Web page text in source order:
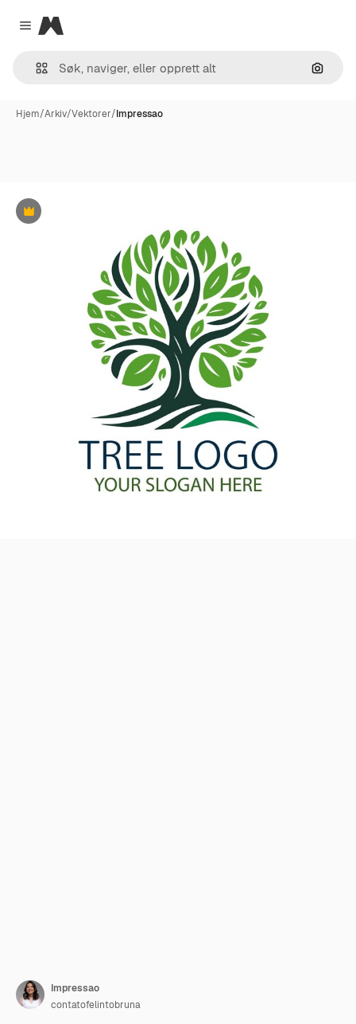
Close menu
Magnific
Søk
Hjem/Arkiv/Vektorer/Impressao
Premium
Impressao
contatofelintobruna